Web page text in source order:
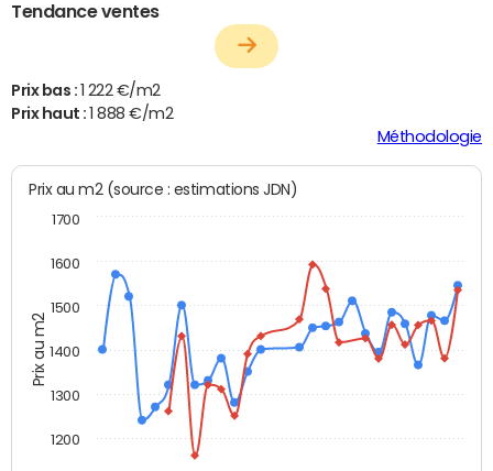
Tendance ventes
Prix bas : 1 222 €/m2
Prix haut :1 888 €/m2
Méthodologie
Prix au m2
Prix au m2 (source : estimations JDN)
1200
1300
1400
1500
1600
1700